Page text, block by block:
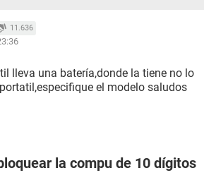
11.636
lleva una batería,donde la tiene no lo
el modelo saludos
la compu de 10 dígitos